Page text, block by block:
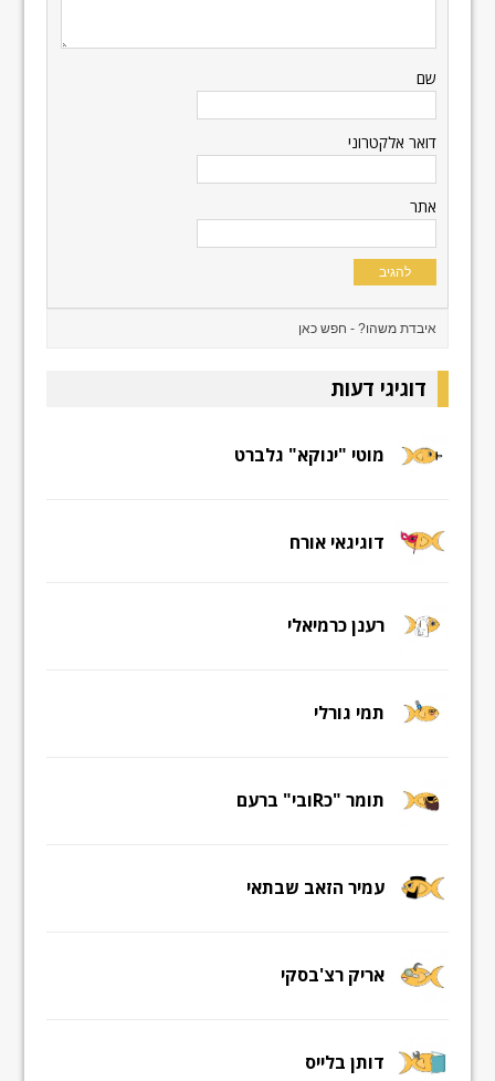
שם
דואר אלקטרוני
אתר
דוגיגי דעות
מוטי "ינוקא" גלברט
דוגיגאי אורח
רענן כרמיאלי
תמי גורלי
תומר "כRובי" ברעם
עמיר הזאב שבתאי
אריק רצ'בסקי
דותן בלייס